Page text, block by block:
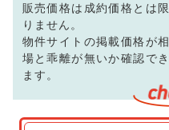
販売価格は成約価格とは限
りません。
物件サイトの掲載価格が相
場と乖離が無いか確認でき
ます。